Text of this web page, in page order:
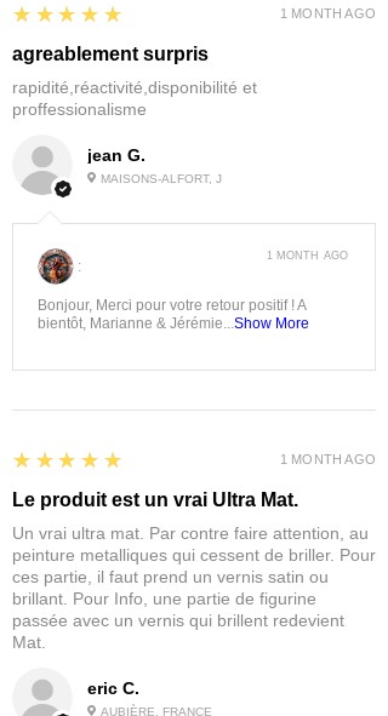
jean G.
MAISONS-ALFORT, J
5
★★★★★
agreablement surpris
rapidité,réactivité,disponibilité et
proffessionalisme
1 MONTH AGO
:
Bonjour, Merci pour votre retour positif ! A
bientôt, Marianne & Jérémie...Show More
1 MONTH AGO
eric C.
AUBIÈRE, FRANCE
5
★★★★★
Le produit est un vrai Ultra Mat.
Un vrai ultra mat. Par contre faire attention, au
peinture metalliques qui cessent de briller. Pour
ces partie, il faut prend un vernis satin ou
brillant. Pour Info, une partie de figurine
passée avec un vernis qui brillent redevient
Mat.
1 MONTH AGO